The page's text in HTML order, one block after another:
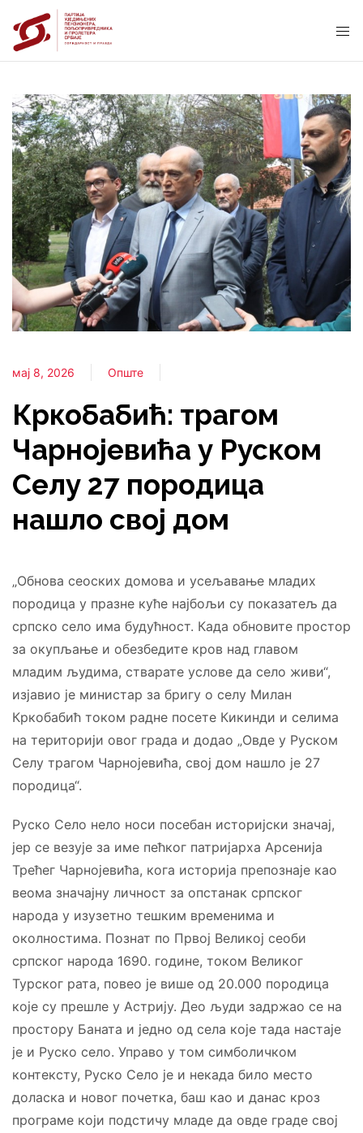
мај 8, 2026 Опште
Кркобабић: трагом
Чарнојевића у Руском
Селу 27 породица
нашло свој дом
„Обнова сеоских домова и усељавање младих
породица у празне куће најбољи су показатељ да
српско село има будућност. Када обновите простор
за окупљање и обезбедите кров над главом
младим људима, стварате услове да село живи“,
изјавио је министар за бригу о селу Милан
Кркобабић током радне посете Кикинди и селима
на територији овог града и додао „Овде у Руском
Селу трагом Чарнојевића, свој дом нашло је 27
породица“.
Руско Село нело носи посебан историјски значај,
јер се везује за име пећког патријарха Арсенија
Трећег Чарнојевића, кога историја препознаје као
веома значајну личност за опстанак српског
народа у изузетно тешким временима и
околностима. Познат по Првој Великој сеоби
српског народа 1690. године, током Великог
Турског рата, повео је више од 20.000 породица
које су прешле у Астрију. Део људи задржао се на
простору Баната и једно од села које тада настаје
је и Руско село. Управо у том симболичком
контексту, Руско Село је и некада било место
доласка и новог почетка, баш као и данас кроз
програме који подстичу младе да овде граде свој